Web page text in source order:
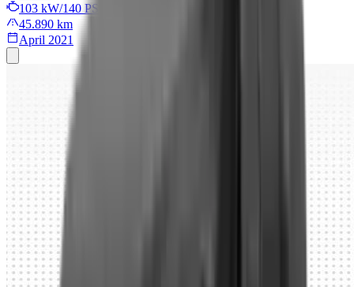
103 kW/140 PS
45.890 km
April 2021